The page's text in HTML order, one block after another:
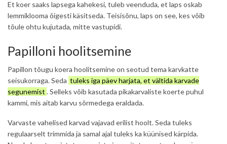
Et koer saaks lapsega kahekesi, tuleb veenduda, et laps oskab
lemmiklooma õigesti käsitseda. Teisisõnu, laps on see, kes võib
tõule ohtu kujutada, mitte vastupidi.
Papilloni hoolitsemine
Papillon tõugu koera hoolitsemine on seotud tema karvkatte
seisukorraga. Seda tuleks iga päev harjata, et vältida karvade
segunemist . Selleks võib kasutada pikakarvaliste koerte puhul
kammi, mis aitab karvu sõrmedega eraldada.
Varvaste vahelised karvad vajavad erilist hoolt. Seda tuleks
regulaarselt trimmida ja samal ajal tuleks ka küünised kärpida.